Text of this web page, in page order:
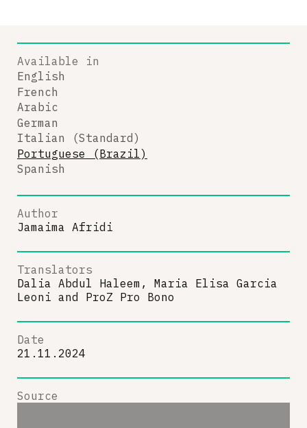
Available in
English
French
Arabic
German
Italian (Standard)
Portuguese (Brazil)
Spanish
Author
Jamaima Afridi
Translators
Dalia Abdul Haleem, Maria Elisa Garcia
Leoni and ProZ Pro Bono
Date
21.11.2024
Source